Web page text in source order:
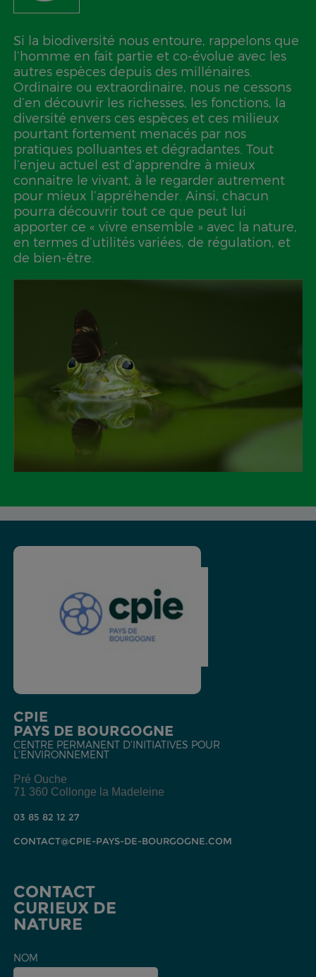
Si la biodiversité nous entoure, rappelons que
l’homme en fait partie et co-évolue avec les
autres espèces depuis des millénaires.
Ordinaire ou extraordinaire, nous ne cessons
d’en découvrir les richesses, les fonctions, la
diversité envers ces espèces et ces milieux
pourtant fortement menacés par nos
pratiques polluantes et dégradantes. Tout
l’enjeu actuel est d’apprendre à mieux
connaitre le vivant, à le regarder autrement
pour mieux l’appréhender. Ainsi, chacun
pourra découvrir tout ce que peut lui
apporter ce « vivre ensemble » avec la nature,
en termes d’utilités variées, de régulation, et
de bien-être.
CPIE
PAYS DE BOURGOGNE
CENTRE PERMANENT D'INITIATIVES POUR
L'ENVIRONNEMENT
Pré Ouche
71 360 Collonge la Madeleine
03 85 82 12 27
CONTACT@CPIE-PAYS-DE-BOURGOGNE.COM
CONTACT
CURIEUX DE
NATURE
NOM